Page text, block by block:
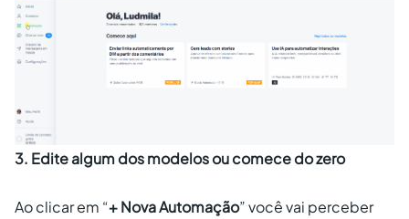
3. Edite algum dos modelos ou comece do zero
Ao clicar em “+ Nova Automação” você vai perceber